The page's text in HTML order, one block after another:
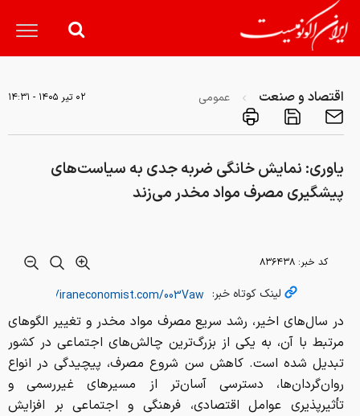
اقتصاد و صنعت عمومی ۰۲ تير ۱۴۰۵ - ۱۴:۳۱
یاوری: نمایش خانگی ضربه جدی به سیاست‌های
پیشگیری مصرف مواد مخدر می‌زند
کد خبر: ۸۳۶۴۳۸
لینک کوتاه خبر:
در سال‌های اخیر، رشد سریع مصرف مواد مخدر و تغییر الگوهای
مرتبط با آن، به یکی از بزرگ‌ترین چالش‌های اجتماعی در کشور
تبدیل شده است. کاهش سن شروع مصرف، پیچیدگی در انواع
روان‌گردان‌ها، دسترسی آسان‌تر از مسیرهای غیررسمی و
تأثیرپذیری عوامل اقتصادی، فرهنگی و اجتماعی بر افزایش